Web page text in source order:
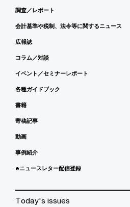
調査／レポート
会計基準や税制、法令等に関するニュース
広報誌
コラム／対談
イベント／セミナーレポート
各種ガイドブック
書籍
寄稿記事
動画
事例紹介
eニュースレター配信登録
Today's issues